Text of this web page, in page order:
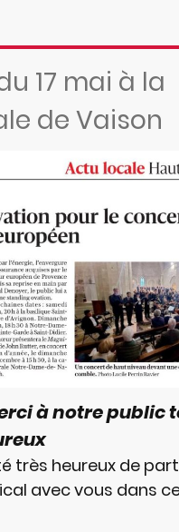
17 mai à la
de Vaison
à notre public
très heureux de
avec vous dans